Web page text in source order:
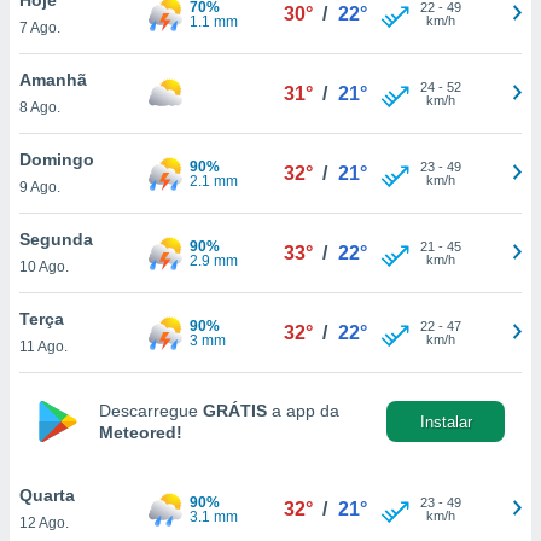
lhe
e
com
Pode
e
a
a
7 Ago.
70%
1.1 mm
30° / 22° 22- 49
km/h
Amanhã
8 Ago.
31° / 21° 24- 52
km/h
Domingo
9 Ago.
90%
2.1 mm
32° / 21° 23- 49
km/h
Segunda
10 Ago.
90%
2.9 mm
33° / 22° 21 - 45
km/h
Terça
11 Ago.
90%
3 mm
32° / 22° 22- 47
km/h
Descarregue GRÁTIS a app da
Meteored!
Instalar
Quarta
12 Ago.
90%
3.1 mm
32° / 21° 23- 49
km/h